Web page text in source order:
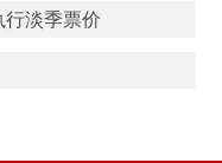
行淡季票价